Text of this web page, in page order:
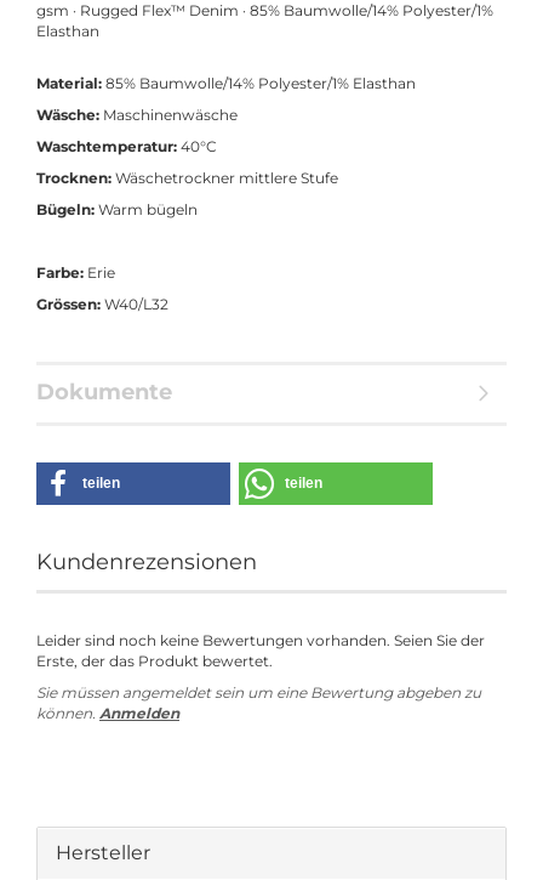
gsm · Rugged Flex™ Denim · 85% Baumwolle/14% Polyester/1%
Elasthan
Material: 85% Baumwolle/14% Polyester/1% Elasthan
Wäsche: Maschinenwäsche
Waschtemperatur: 40°C
Trocknen: Wäschetrockner mittlere Stufe
Bügeln: Warm bügeln
Farbe: Erie
Grössen: W40/L32
Dokumente
teilen teilen
Kundenrezensionen
Leider sind noch keine Bewertungen vorhanden. Seien Sie der
Erste, der das Produkt bewertet.
Sie müssen angemeldet sein um eine Bewertung abgeben zu
können. Anmelden
Hersteller